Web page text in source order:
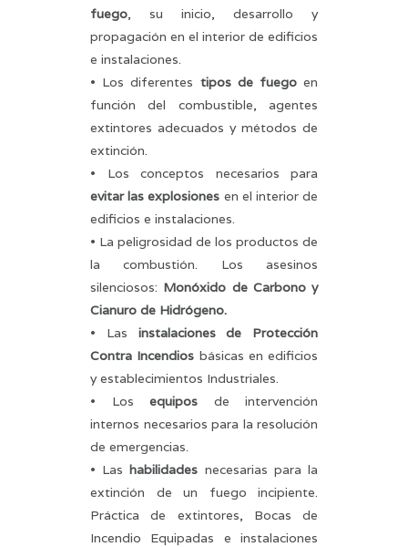
fuego, su inicio, desarrollo y
propagación en el interior de edificios
e instalaciones.
• Los diferentes tipos de fuegoen
función del combustible, agentes
extintores adecuados y métodos de
extinción.
• Los conceptos necesarios para
evitar las explosiones en el interior de
edificios e instalaciones.
• La peligrosidad de los productos de
la combustión. Los asesinos
silenciosos: Monóxido de Carbono y
Cianuro de Hidrógeno.
• Las instalaciones de Protección
Contra Incendios básicas en edificios
y establecimientos Industriales.
• Los equipos de intervención
internos necesarios para la resolución
de emergencias.
• Lashabilidades necesarias para la
extinción de un fuego incipiente.
Práctica de extintores, Bocas de
Incendio Equipadas e instalaciones